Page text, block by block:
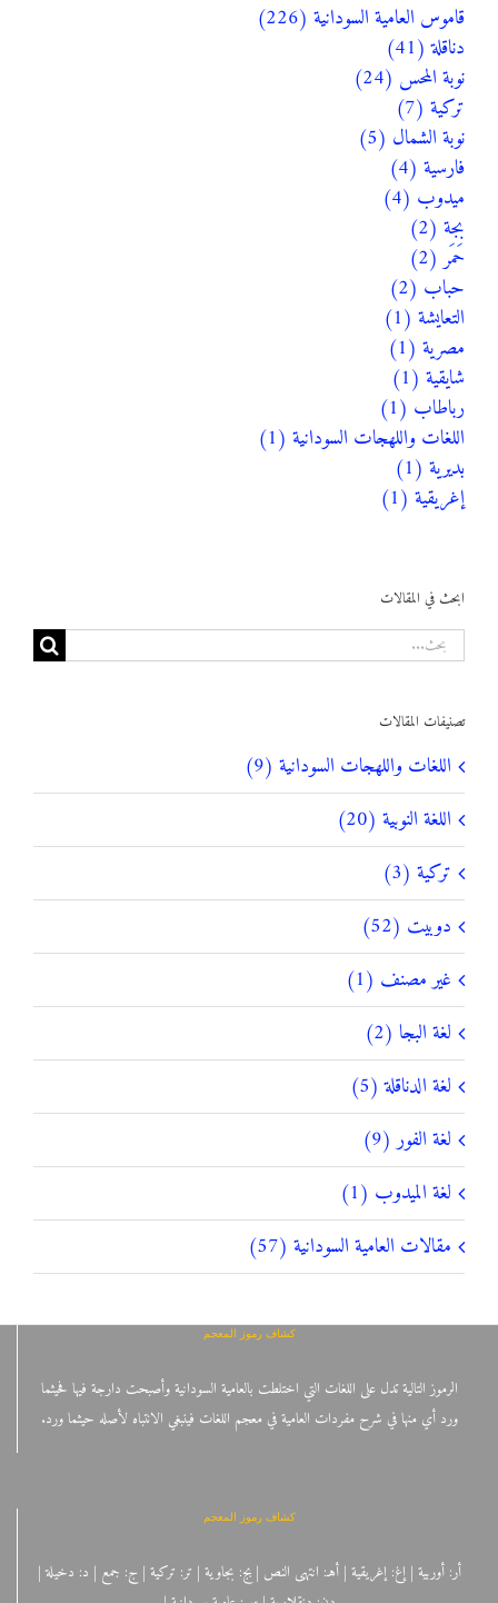
ابحث في المقالات
البحث
عن:
تصنيفات المقالات
اللغات واللهجات السودانية (9)
اللغة النوبية (20)
تركية (3)
دوبيت (52)
غير مصنف (1)
لغة البجا (2)
لغة الدناقلة (5)
لغة الفور (9)
لغة الميدوب (1)
مقالات العامية السودانية (57)
قاموس العامية السودانية (226)
دناقلة (41)
نوبة المحس (24)
تركية (7)
نوبة الشمال (5)
فارسية (4)
ميدوب (4)
بجة (2)
حَمَر (2)
حباب (2)
التعايشة (1)
مصرية (1)
شايقية (1)
رباطاب (1)
اللغات واللهجات السودانية (1)
بديرية (1)
إغريقية (1)
كشاف رموز المعجم
الرموز التالية تدل على اللغات التي اختلطت بالعامية السودانية وأصبحت دارجة فيها فحيثما
ورد أي منها في شرح مفردات العامية في معجم اللغات فينبغي الانتباه لأصله حيثما ورد.
كشاف رموز المعجم
أر: أوربية | إغ: إغريقية | أهـ: انتهى النص | بج: بجاوية | تر: تركية | ج: جمع | د: دخيلة |